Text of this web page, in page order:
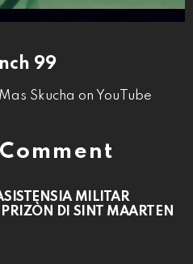
99
Skucha on YouTube
MILITAR
DI SINT MAARTEN